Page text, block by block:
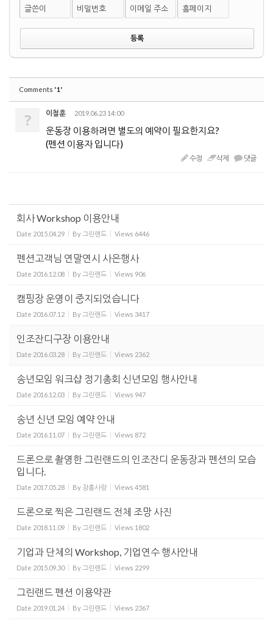
글쓴이 비밀번호 이메일 주소 홈페이지
Comments '1'
? 이철훈 2019.06.23 14:00
운동장 이용하려면 별도의 예약이 필요한지요?
(펜션 이용자 입니다)
수정 삭제 댓글
회사 Workshop 이용안내
Date 2015.04.29 By 그린랜드 Views 6446
펜션고객님 연말연시 사은행사
Date 2016.12.08 By 그린랜드 Views 906
캠핑장 운영이 중지되었습니다
Date 2016.07.12 By 그린랜드 Views 3417
인조잔디구장 이용안내
Date 2016.03.28 By 그린랜드 Views 2362
송년모임 워크샵 정기총회 신년모임 행사안내
Date 2016.12.03 By 그린랜드 Views 947
송년 신년 모임 예약 안내
Date 2016.11.07 By 그린랜드 Views 872
드론으로 촬영한 그린랜드의 인조잔디 운동장과 펜션의 모습
입니다.
Date 2017.05.28 By 장흥사랑 Views 4581
드론으로 찍은 그린랜드 전체 조망 사진
Date 2018.11.09 By 그린랜드 Views 1802
기업과 단체의 Workshop, 기업연수 행사안내
Date 2015.09.30 By 그린랜드 Views 2299
그린랜드 펜션 이용약관
Date 2019.01.24 By 그린랜드 Views 2367